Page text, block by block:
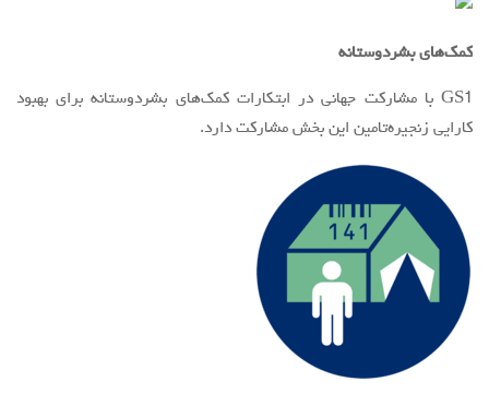
کمک‌های بشردوستانه
GS1 با مشارکت جهانی در ابتکارات کمک‌های بشردوستانه برای بهبود
کارایی زنجیره‌تامین این بخش مشارکت دارد.